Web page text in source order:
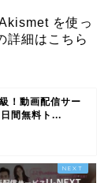
を使っ
詳細はこちら
！動画配信サー
間無料ト...